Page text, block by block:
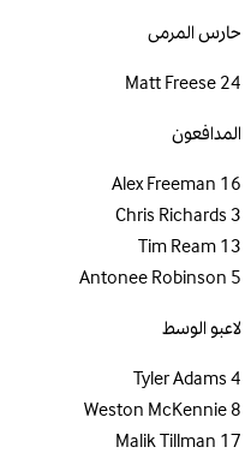
حارس المرمى
24
Matt Freese
المدافعون
16
Alex Freeman
3
Chris Richards
13
Tim Ream
5
Antonee Robinson
لاعبو الوسط
4
Tyler Adams
8
Weston McKennie
17
Malik Tillman